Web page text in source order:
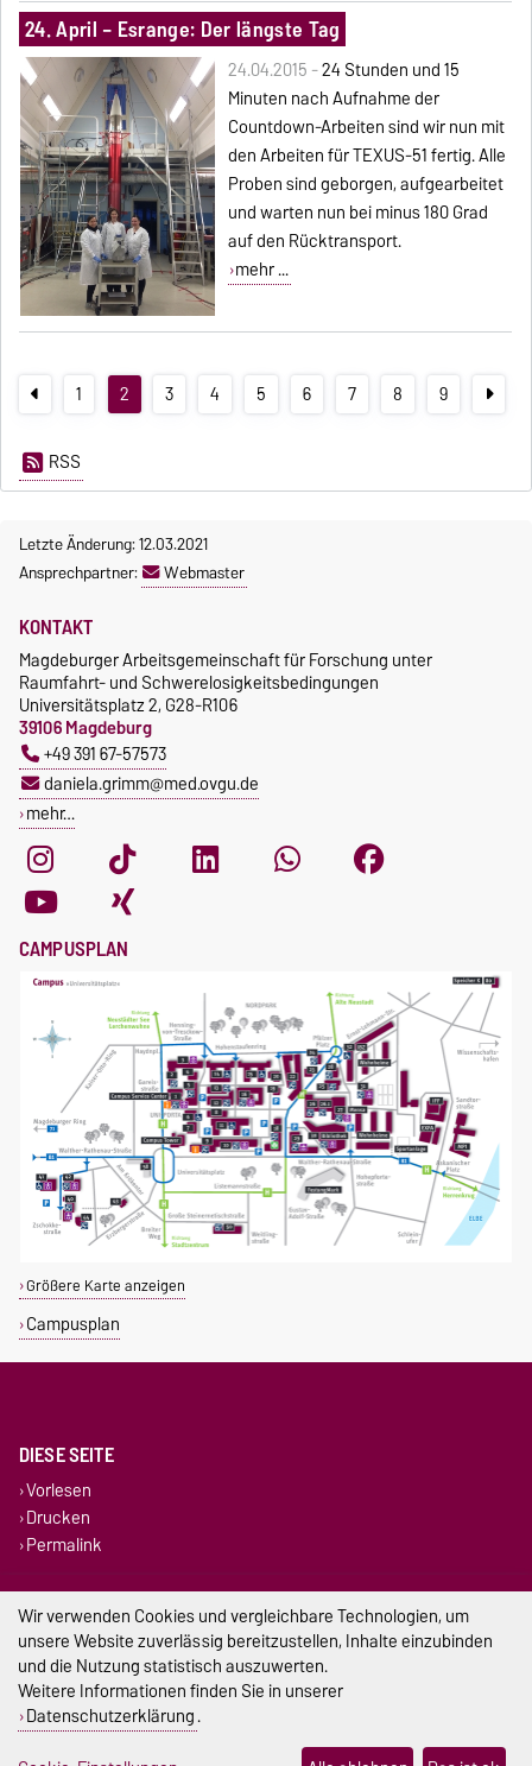
24. April – Esrange: Der längste Tag
24.04.2015 -24 Stunden und 15
Minuten nach Aufnahme der
Countdown-Arbeiten sind wir nun mit
den Arbeiten für TEXUS-51 fertig. Alle
Proben sind geborgen, aufgearbeitet
und warten nun bei minus 180 Grad
auf den Rücktransport.
mehr ...
1 2 3 4 5 6 7 8 9
RSS
Letzte Änderung: 12.03.2021
Ansprechpartner:
Webmaster
KONTAKT
Magdeburger Arbeitsgemeinschaft für Forschung unter
Raumfahrt- und Schwerelosigkeitsbedingungen
Universitätsplatz 2, G28-R106
39106 Magdeburg
+49 391 67-57573
daniela.grimm@med.ovgu.de
mehr…
CAMPUSPLAN
Größere Karte anzeigen
Campusplan
DIESE SEITE
Vorlesen
Drucken
Permalink
Datenschutz
Barrierefreiheit
Cookie-Einstellungen
Wir verwenden Cookies und vergleichbare Technologien, um
unsere Website zuverlässig bereitzustellen, Inhalte einzubinden
und die Nutzung statistisch auszuwerten.
Weitere Informationen finden Sie in unserer
Datenschutzerklärung.